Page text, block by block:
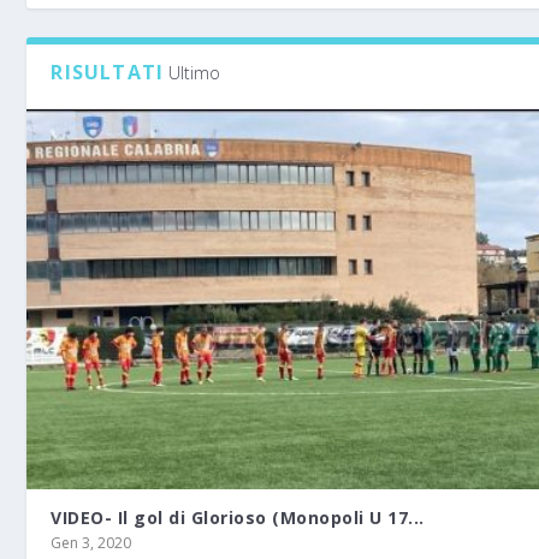
RISULTATI Ultimo
VIDEO- Il gol di Glorioso (Monopoli U 17...
Gen 3, 2020